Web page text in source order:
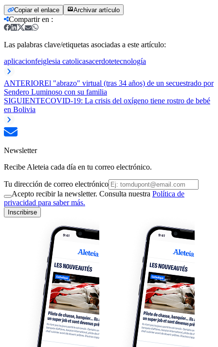
Copiar el enlace Archivar artículo
Compartir en :
Las palabras clave/etiquetas asociadas a este artículo:
aplicacionfeiglesia catolicasacerdotetecnología
ANTERIOREl "abrazo" virtual (tras 34 años) de un secuestrado por
Sendero Luminoso con su familia
SIGUIENTECOVID-19: La crisis del oxígeno tiene rostro de bebé
en Bolivia
Newsletter
Recibe Aleteia cada día en tu correo electrónico.
Tu dirección de correo electrónico
Acepto recibir la newsletter. Consulta nuestra Política de
privacidad para saber más.
Inscribirse